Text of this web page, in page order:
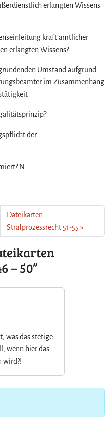
e
r
e
h
t
4
–
0
erlangten Wissens
kraft amtlicher
erlangten Wissens?
Umstand aufgrund
im Zusammenhang
der
N
Dateikarten
Strafprozessrecht 51-55
– 50”
was das stetige
wenn hier das
wird?!